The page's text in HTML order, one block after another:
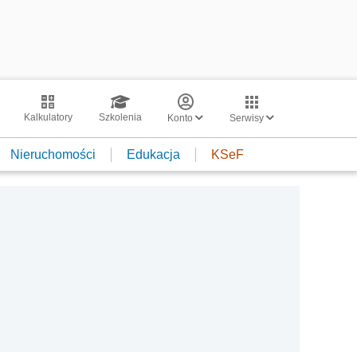
Kalkulatory Szkolenia Konto Serwisy
Nieruchomości Edukacja KSeF